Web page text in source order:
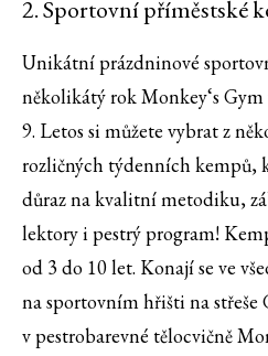
2. Sportovní příměstské
Unikátní prázdninové
několikátý rok Monkey‘s
9. Letos si můžete vybrat z
rozličných týdenních kempů,
důraz na kvalitní metodiku,
lektory i pestrý program!
od 3 do 10 let. Konají se ve
na sportovním hřišti na střeše
v pestrobarevné tělocvičně